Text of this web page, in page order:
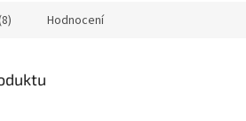
Hodnocení